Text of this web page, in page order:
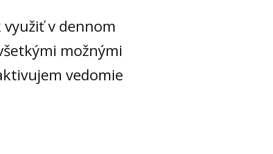
využiť v dennom
možnými
vedomie